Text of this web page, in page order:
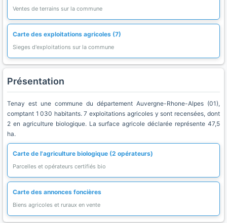
Ventes de terrains sur la commune
Carte des exploitations agricoles (7)
Sieges d'exploitations sur la commune
Présentation
Tenay est une commune du département Auvergne-Rhone-Alpes (01),
comptant 1 030 habitants. 7 exploitations agricoles y sont recensées, dont
2 en agriculture biologique. La surface agricole déclarée représente 47,5
ha.
Carte de l'agriculture biologique (2 opérateurs)
Parcelles et opérateurs certifiés bio
Carte des annonces foncières
Biens agricoles et ruraux en vente